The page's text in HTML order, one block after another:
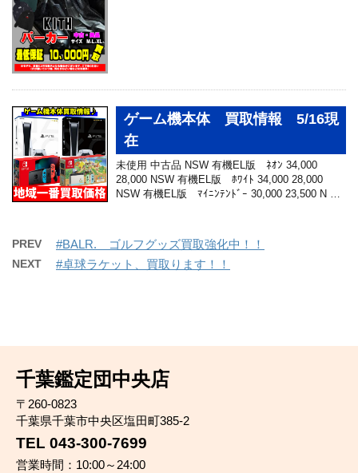
ゲーム機本体 買取情報 5/16現
在
未使用 中古品 NSW 有機EL版 ﾈｵﾝ 34,000
28,000 NSW 有機EL版 ﾎﾜｲﾄ 34,000 28,000
NSW 有機EL版 ﾏｲﾆﾝﾃﾝﾄﾞｰ 30,000 23,500 N …
PREV #BALR. ゴルフグッズ買取強化中！！
NEXT #卓球ラケット、買取ります！！
千葉鑑定団中央店
〒260-0823
千葉県千葉市中央区塩田町385-2
TEL 043-300-7699
営業時間：10:00～24:00